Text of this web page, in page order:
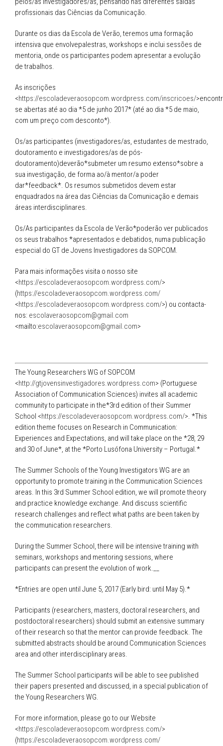
profissionais das Ciências da Comunicação.
Durante os dias da Escola de Verão, teremos uma formação
intensiva que envolvepalestras, workshops e inclui sessões de
mentoria, onde os participantes podem apresentar a evolução
de trabalhos.
As inscrições
<https://escoladeveraosopcom.wordpress.com/inscricoes/
se abertas até ao dia *5 de junho 2017* (até ao dia *5 de maio,
com um preço com desconto*).
Os/as participantes (investigadores/as, estudantes de mestrado,
doutoramento e investigadores/as de pós-
doutoramento)deverão*submeter um resumo extenso*sobre a
sua investigação, de forma ao/à mentor/a poder
dar*feedback*. Os resumos submetidos devem estar
enquadrados na área das Ciências da Comunicação e demais
áreas interdisciplinares.
Os/As participantes da Escola de Verão*poderão ver publicados
os seus trabalhos *apresentados e debatidos, numa publicação
especial do GT de Jovens Investigadores da SOPCOM.
Para mais informações visita o nosso site
<https://escoladeveraosopcom.wordpress.com/>
(https://escoladeveraosopcom.wordpress.com/
<https://escoladeveraosopcom.wordpress.com/>) ou contacta-
nos: escolaveraosopcom@gmail.com
<mailto:escolaveraosopcom@gmail.com>
The Young Researchers WG of SOPCOM
<http://gtjovensinvestigadores.wordpress.com> (Portuguese
Association of Communication Sciences) invites all academic
community to participate in the*3rd edition of their Summer
School <https://escoladeveraosopcom.wordpress.com/>. *This
edition theme focuses on Research in Communication:
Experiences and Expectations, and will take place on the *28, 29
and 30 of June*, at the *Porto Lusófona University – Portugal.*
The Summer Schools of the Young Investigators WG are an
opportunity to promote training in the Communication Sciences
areas. In this 3rd Summer School edition, we will promote theory
and practice knowledge exchange. And discuss scientific
research challenges and reflect what paths are been taken by
the communication researchers.
During the Summer School, there will be intensive training with
seminars, workshops and mentoring sessions, where
participants can present the evolution of work.__
*Entries are open until June 5, 2017 (Early bird: until May 5).*
Participants (researchers, masters, doctoral researchers, and
postdoctoral researchers) should submit an extensive summary
of their research so that the mentor can provide feedback. The
submitted abstracts should be around Communication Sciences
area and other interdisciplinary areas.
The Summer School participants will be able to see published
their papers presented and discussed, in a special publication of
the Young Researchers WG.
For more information, please go to our Website
<https://escoladeveraosopcom.wordpress.com/>
(https://escoladeveraosopcom.wordpress.com/